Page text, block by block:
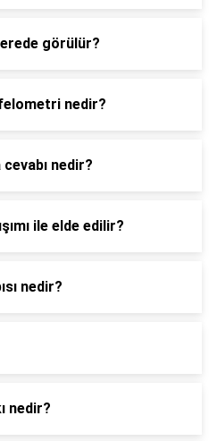
görülür?
nedir?
nedir?
ile elde edilir?
nedir?
nedir?